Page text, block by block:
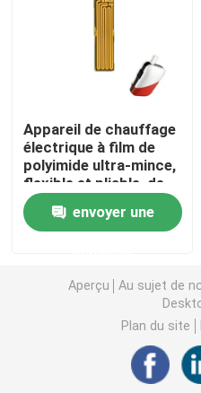
Film de chauffage de
Protection de chauffage
Polyimide Heater Element
Appareils de
Film de chauffage de
Film de chauffage
Appareil de chauffage
électrique à film de
polyimide ultra-mince,
flexible et pliable, de
9*37 mm
envoyer une
Aperçu Au sujet de
Plan du site